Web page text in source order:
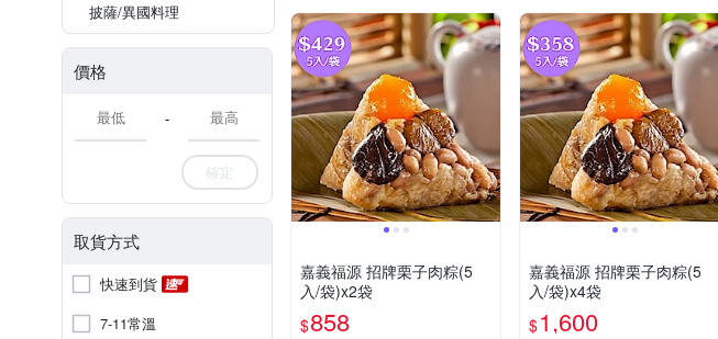
披薩/異國料理
價格
-
確定
取貨方式
快速到貨
7-11常溫
嘉義福源 招牌栗子肉粽(5
入/袋)x2袋
$858
嘉義福源 招牌栗子肉粽(5
入/袋)x4袋
$1,600